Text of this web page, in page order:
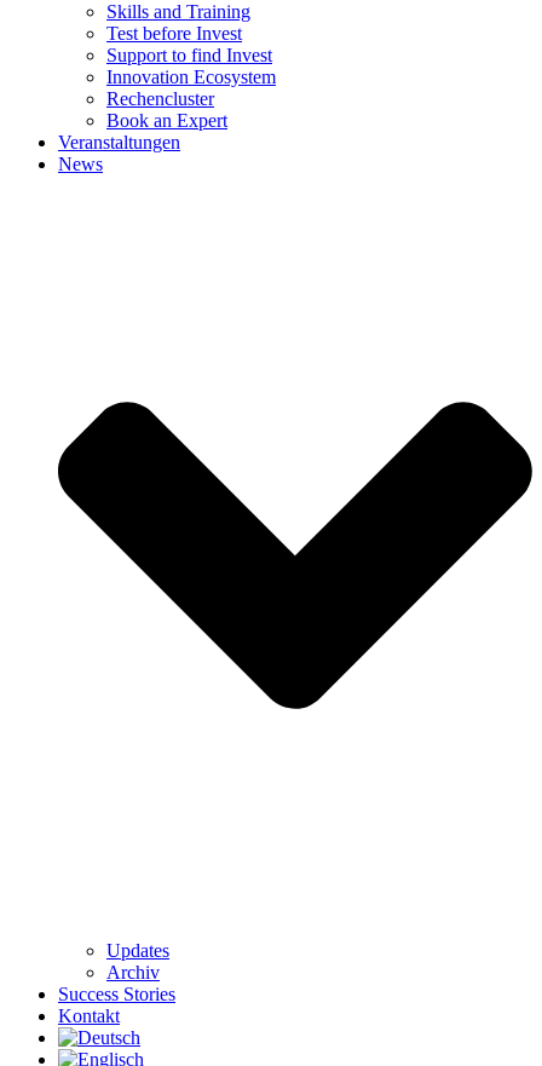
Skills and Training
Test before Invest
Support to find Invest
Innovation Ecosystem
Rechencluster​
Book an Expert
Veranstaltungen
News
Updates
Archiv
Success Stories
Kontakt